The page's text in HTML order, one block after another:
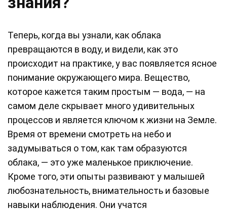
Теперь, когда вы узнали, как облака
превращаются в воду, и видели, как это
происходит на практике, у вас появляется ясное
понимание окружающего мира. Вещество,
которое кажется таким простым — вода, — на
самом деле скрывает много удивительных
процессов и является ключом к жизни на Земле.
Время от времени смотреть на небо и
задумываться о том, как там образуются
облака, — это уже маленькое приключение.
Кроме того, эти опыты развивают у малышей
любознательность, внимательность и базовые
навыки наблюдения. Они учатся